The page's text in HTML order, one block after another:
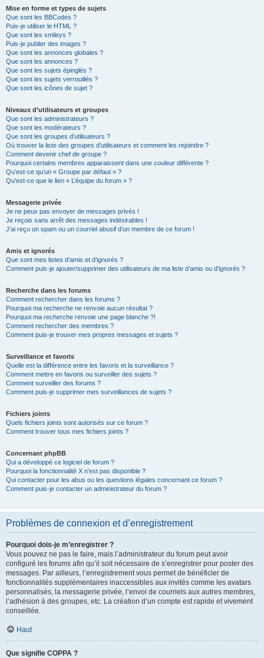
Mise en forme et types de sujets
Que sont les BBCodes ?
Puis-je utiliser le HTML ?
Que sont les smileys ?
Puis-je publier des images ?
Que sont les annonces globales ?
Que sont les annonces ?
Que sont les sujets épinglés ?
Que sont les sujets verrouillés ?
Que sont les icônes de sujet ?
Niveaux d’utilisateurs et groupes
Que sont les administrateurs ?
Que sont les modérateurs ?
Que sont les groupes d’utilisateurs ?
Où trouver la liste des groupes d’utilisateurs et comment les rejoindre ?
Comment devenir chef de groupe ?
Pourquoi certains membres apparaissent dans une couleur différente ?
Qu’est-ce qu’un « Groupe par défaut » ?
Qu’est-ce que le lien « L’équipe du forum » ?
Messagerie privée
Je ne peux pas envoyer de messages privés !
Je reçois sans arrêt des messages indésirables !
J’ai reçu un spam ou un courriel abusif d’un membre de ce forum !
Amis et ignorés
Que sont mes listes d’amis et d’ignorés ?
Comment puis-je ajouter/supprimer des utilisateurs de ma liste d’amis ou d’ignorés ?
Recherche dans les forums
Comment rechercher dans les forums ?
Pourquoi ma recherche ne renvoie aucun résultat ?
Pourquoi ma recherche renvoie une page blanche ?!
Comment rechercher des membres ?
Comment puis-je trouver mes propres messages et sujets ?
Surveillance et favoris
Quelle est la différence entre les favoris et la surveillance ?
Comment mettre en favoris ou surveiller des sujets ?
Comment surveiller des forums ?
Comment puis-je supprimer mes surveillances de sujets ?
Fichiers joints
Quels fichiers joints sont autorisés sur ce forum ?
Comment trouver tous mes fichiers joints ?
Concernant phpBB
Qui a développé ce logiciel de forum ?
Pourquoi la fonctionnalité X n’est pas disponible ?
Qui contacter pour les abus ou les questions légales concernant ce forum ?
Comment puis-je contacter un administrateur du forum ?
Problèmes de connexion et d’enregistrement
Pourquoi dois-je m’enregistrer ?
Vous pouvez ne pas le faire, mais l’administrateur du forum peut avoir
configuré les forums afin qu’il soit nécessaire de s’enregistrer pour poster des
messages. Par ailleurs, l’enregistrement vous permet de bénéficier de
fonctionnalités supplémentaires inaccessibles aux invités comme les avatars
personnalisés, la messagerie privée, l’envoi de courriels aux autres membres,
l’adhésion à des groupes, etc. La création d’un compte est rapide et vivement
conseillée.
Haut
Que signifie COPPA ?